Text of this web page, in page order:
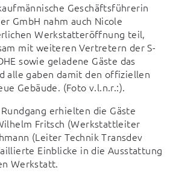
Geschäftsführerin
GmbH nahm auch Nicole
Werkstatteröffnung teil,
mit weiteren Vertretern der S-
sowie geladene Gäste das
alle gaben damit den offiziellen
Gebäude. (Foto v.l.n.r.:).
erhielten die Gäste
Fritsch (Werkstattleiter
(Leiter Technik Transdev
Einblicke in die Ausstattung
Werkstatt.